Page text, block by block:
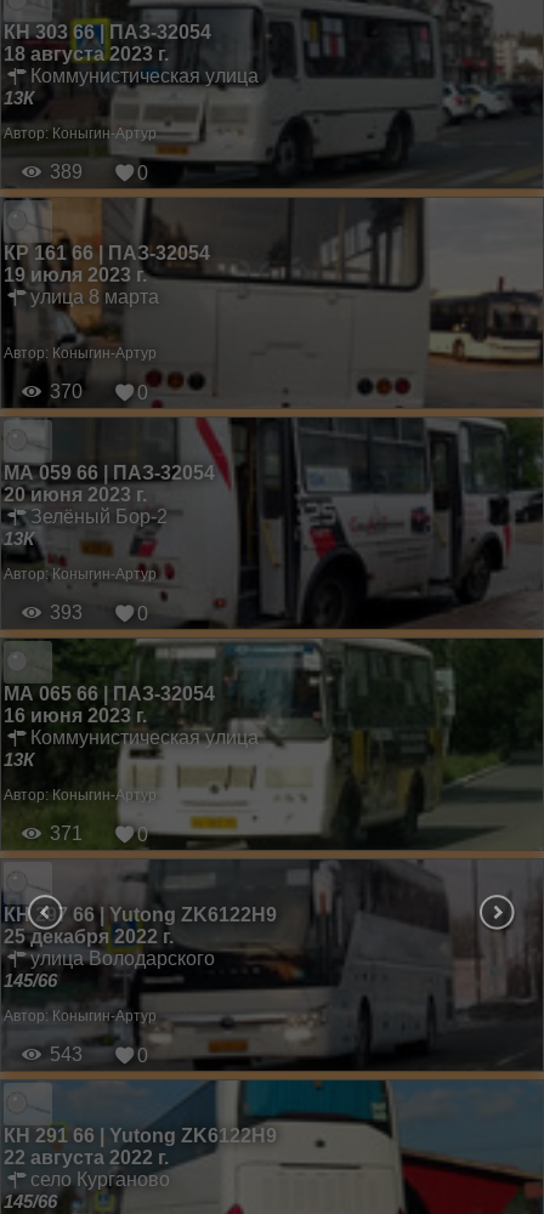
КН 303 66 | ПАЗ-32054
18 августа 2023 г.
Коммунистическая улица
13К
Автор: Коныгин-Артур
389 0
КР 161 66 | ПАЗ-32054
19 июля 2023 г.
улица 8 марта
Автор: Коныгин-Артур
370 0
МА 059 66 | ПАЗ-32054
20 июня 2023 г.
Зелёный Бор-2
13К
Автор: Коныгин-Артур
393 0
МА 065 66 | ПАЗ-32054
16 июня 2023 г.
Коммунистическая улица
13К
Автор: Коныгин-Артур
371 0
КН 297 66 | Yutong ZK6122H9
25 декабря 2022 г.
улица Володарского
145/66
Автор: Коныгин-Артур
543 0
КН 291 66 | Yutong ZK6122H9
22 августа 2022 г.
село Курганово
145/66